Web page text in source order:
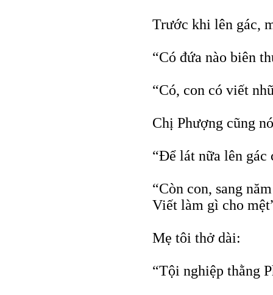
Trước khi lên gác,
“Có đứa nào biên
“Có, con có viết
Chị Phượng cũng
“Để lát nữa lên gác
“Còn con, sang
Viết làm gì cho
Mẹ tôi thở dài:
“Tội nghiệp thằng